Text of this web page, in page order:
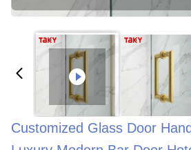
Customized Glass Door